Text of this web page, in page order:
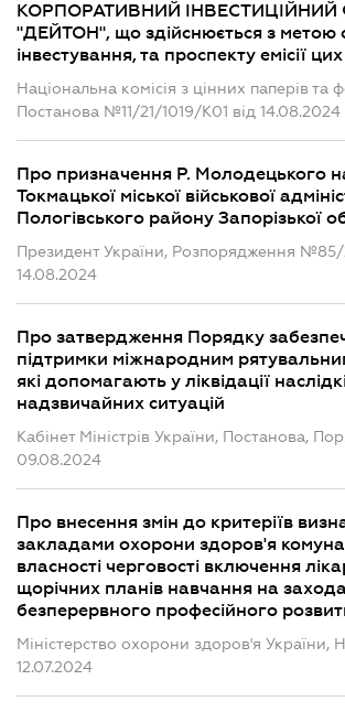
КОРПОРАТИВНИЙ
"ДЕЙТОН", що здійснюється з метою
інвестування, та проспекту емісії
Національна комісія з цінних паперів та
Постанова №11/21/1019/К01 від 14.08.2024
Про призначення Р. Молодецького
Токмацької міської військової
Пологівського району Запорізької
Президент України, Розпорядження
14.08.2024
Про затвердження Порядку
підтримки міжнародним
які допомагають у ліквідації
надзвичайних ситуацій
Кабінет Міністрів України, Постанова,
09.08.2024
Про внесення змін до критеріїв
закладами охорони здоров'я
власності черговості включення
щорічних планів навчання на
безперервного професійного
Міністерство охорони здоров'я України,
12.07.2024